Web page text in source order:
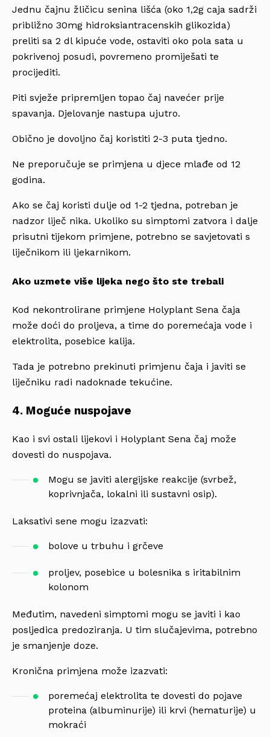
Jednu čajnu žličicu senina lišća (oko 1,2g caja sadrži
približno 30mg hidroksiantracenskih glikozida)
preliti sa 2 dl kipuće vode, ostaviti oko pola sata u
pokrivenoj posudi, povremeno promiješati te
procijediti.
Piti svježe pripremljen topao čaj navećer prije
spavanja. Djelovanje nastupa ujutro.
Obično je dovoljno čaj koristiti 2-3 puta tjedno.
Ne preporučuje se primjena u djece mlađe od 12
godina.
Ako se čaj koristi dulje od 1-2 tjedna, potreban je
nadzor liječ nika. Ukoliko su simptomi zatvora i dalje
prisutni tijekom primjene, potrebno se savjetovati s
liječnikom ili ljekarnikom.
Ako uzmete više lijeka nego što ste trebali
Kod nekontrolirane primjene Holyplant Sena čaja
može doći do proljeva, a time do poremećaja vode i
elektrolita, posebice kalija.
Tada je potrebno prekinuti primjenu čaja i javiti se
liječniku radi nadoknade tekućine.
4. Moguće nuspojave
Kao i svi ostali lijekovi i Holyplant Sena čaj može
dovesti do nuspojava.
Mogu se javiti alergijske reakcije (svrbež,
koprivnjača, lokalni ili sustavni osip).
Laksativi sene mogu izazvati:
bolove u trbuhu i grčeve
proljev, posebice u bolesnika s iritabilnim
kolonom
Međutim, navedeni simptomi mogu se javiti i kao
posljedica predoziranja. U tim slučajevima, potrebno
je smanjenje doze.
Kronična primjena može izazvati:
poremećaj elektrolita te dovesti do pojave
proteina (albuminurije) ili krvi (hematurije) u
mokraći